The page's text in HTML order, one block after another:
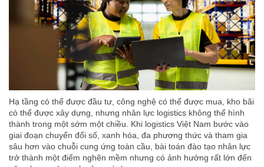
Hạ tầng có thể được đầu tư, công nghệ có thể được mua, kho bãi
có thể được xây dựng, nhưng nhân lực logistics không thể hình
thành trong một sớm một chiều. Khi logistics Việt Nam bước vào
giai đoạn chuyển đổi số, xanh hóa, đa phương thức và tham gia
sâu hơn vào chuỗi cung ứng toàn cầu, bài toán đào tạo nhân lực
trở thành một điểm nghẽn mềm nhưng có ảnh hưởng rất lớn đến